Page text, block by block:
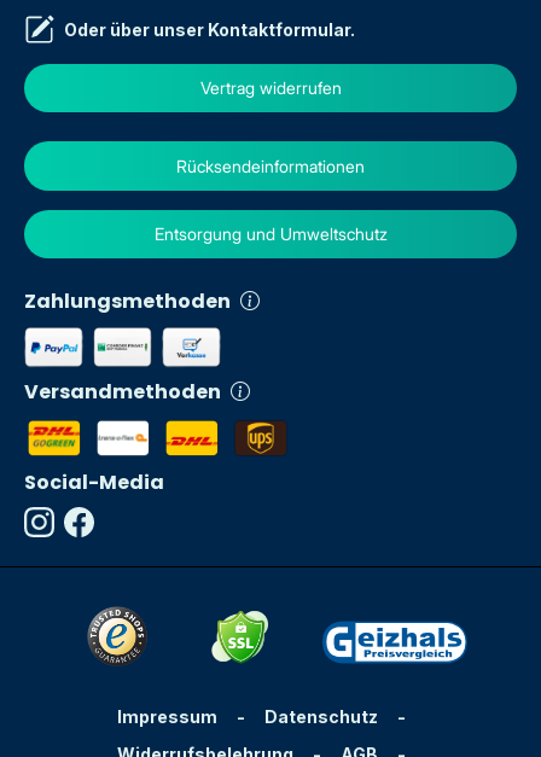
Oder über unser Kontaktformular.
Vertrag widerrufen
Zahlungsmethoden
Versandmethoden
Rücksendeinformationen
Entsorgung und Umweltschutz
Social-Media
Impressum - Datenschutz
-